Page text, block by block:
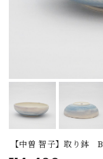
【中曽 智子】取り鉢 B